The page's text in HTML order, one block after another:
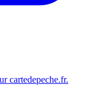
cartedepeche.fr.